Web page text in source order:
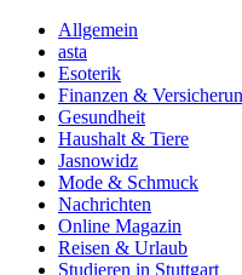
Allgemein
asta
Esoterik
Finanzen &
Gesundheit
Haushalt & Tiere
Jasnowidz
Mode & Schmuck
Nachrichten
Online Magazin
Reisen & Urlaub
Studieren in Stuttgart